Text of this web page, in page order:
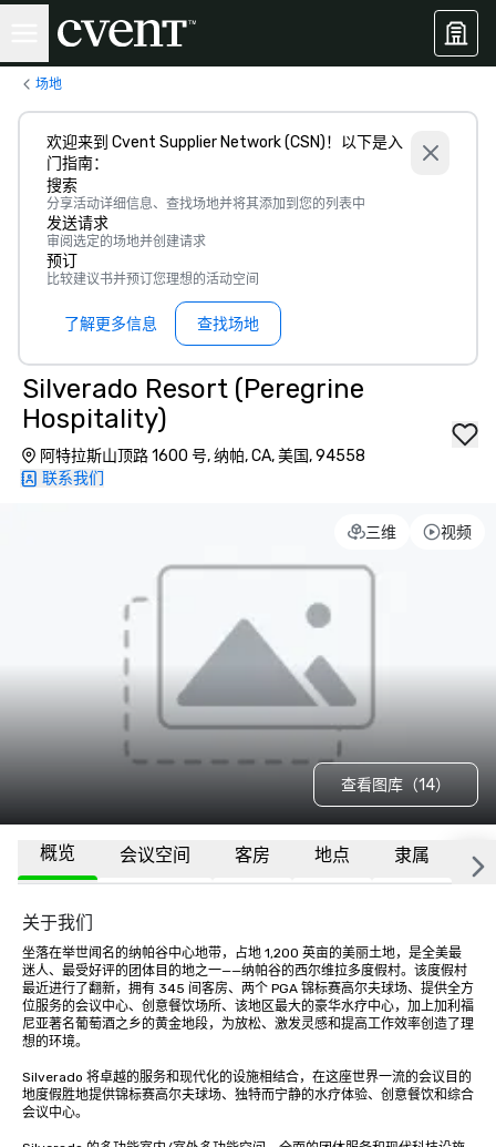
场地
欢迎来到 Cvent Supplier Network (CSN)！以下是入
门指南：
搜索
分享活动详细信息、查找场地并将其添加到您的列表中
发送请求
审阅选定的场地并创建请求
预订
比较建议书并预订您理想的活动空间
了解更多信息 查找场地
Silverado Resort (Peregrine
Hospitality)
阿特拉斯山顶路 1600 号, 纳帕, CA, 美国, 94558
联系我们
三维 视频
查看图库（14）
概览 会议空间 客房 地点 隶属 更
关于我们
坐落在举世闻名的纳帕谷中心地带，占地 1,200 英亩的美丽土地，是全美最
迷人、最受好评的团体目的地之一——纳帕谷的西尔维拉多度假村。该度假村
最近进行了翻新，拥有 345 间客房、两个 PGA 锦标赛高尔夫球场、提供全方
位服务的会议中心、创意餐饮场所、该地区最大的豪华水疗中心，加上加利福
尼亚著名葡萄酒之乡的黄金地段，为放松、激发灵感和提高工作效率创造了理
想的环境。
Silverado 将卓越的服务和现代化的设施相结合，在这座世界一流的会议目的
地度假胜地提供锦标赛高尔夫球场、独特而宁静的水疗体验、创意餐饮和综合
会议中心。